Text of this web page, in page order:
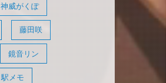
神威がくぽ
藤田咲
鏡音リン
駅メモ